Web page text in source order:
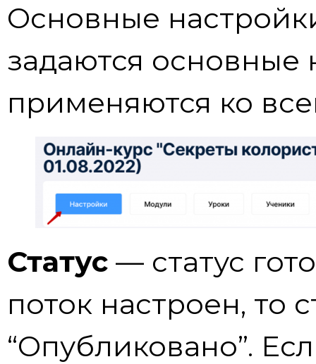
Основные
задаются основные
применяются ко
Статус — статус
поток настроен, то
“Опубликовано”.